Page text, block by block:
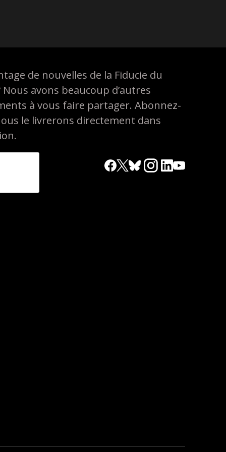
de nouvelles de la Fiducie du
avons beaucoup d’autres
à vous faire partager. Abonnez-
le livrerons directement dans